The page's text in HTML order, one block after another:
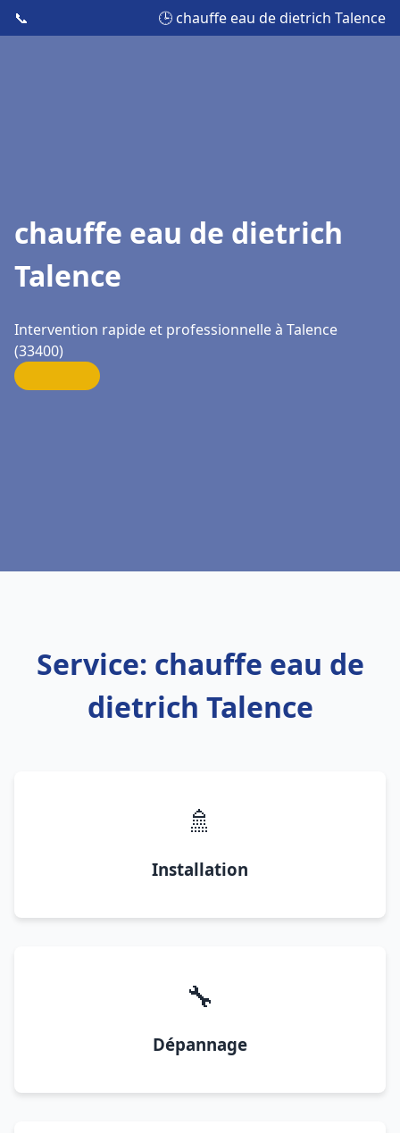
📞 🕒 chauffe eau de dietrich Talence
chauffe eau de dietrich
Talence
Intervention rapide et professionnelle à Talence
(33400)
Service: chauffe eau de
dietrich Talence
🚿
Installation
🔧
Dépannage